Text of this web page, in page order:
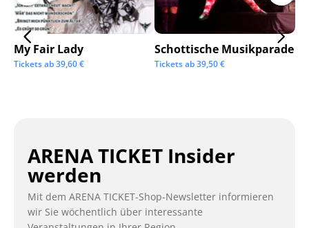
My Fair Lady
Tickets ab39,60€
Schottische Musikparade
Tickets ab39,50€
ARENA TICKET Insider
werden
Mit dem ARENA TICKET-Shop-Newsletter informieren
wir Sie wöchentlich über interessante